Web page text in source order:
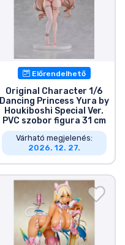
Előrendelhető
Original Character 1/6
Dancing Princess Yura by
Houkiboshi Special Ver.
PVC szobor figura 31 cm
Várható megjelenés:
2026. 12. 27.